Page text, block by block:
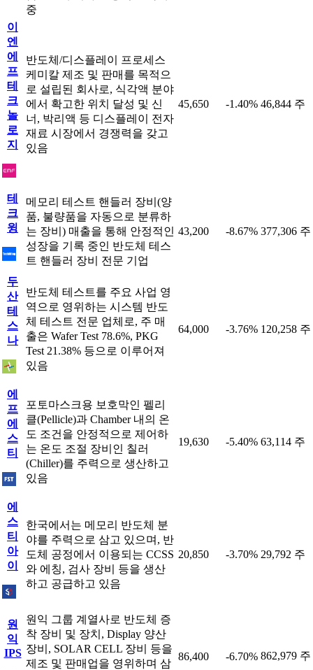
중
이
엔
에
프
테
크
놀
로
지
반도체/디스플레이 프로세스
케미칼 제조 및 판매를 목적으
로 설립된 회사로, 식각액 분야
에서 확고한 위치 달성 및 신
너, 박리액 등 디스플레이 전자
재료 시장에서 경쟁력을 갖고
있음
45,650 -1.40% 46,844 주
테
크
윙
메모리 테스트 핸들러 장비(양
품, 불량품을 자동으로 분류하
는 장비) 매출을 통해 안정적인
성장을 기록 중인 반도체 테스
트 핸들러 장비 전문 기업
43,200 -8.67% 377,306 주
두
산
테
스
나
반도체 테스트를 주요 사업 영
역으로 영위하는 시스템 반도
체 테스트 전문 업체로, 주 매
출은 Wafer Test 78.6%, PKG
Test 21.38% 등으로 이루어져
있음
64,000 -3.76% 120,258 주
에
프
에
스
티
포토마스크용 보호막인 펠리
클(Pellicle)과 Chamber 내의 온
도 조건을 안정적으로 제어하
는 온도 조절 장비인 칠러
(Chiller)를 주력으로 생산하고
있음
19,630 -5.40% 63,114 주
에
스
티
아
이
한국에서는 메모리 반도체 분
야를 주력으로 삼고 있으며, 반
도체 공정에서 이용되는 CCSS
와 에칭, 검사 장비 등을 생산
하고 공급하고 있음
20,850 -3.70% 29,792 주
원
익
IPS
원익 그룹 계열사로 반도체 증
착 장비 및 장치, Display 양산
장비, SOLAR CELL 장비 등을
제조 및 판매업을 영위하며 삼
86,400 -6.70% 862,979 주